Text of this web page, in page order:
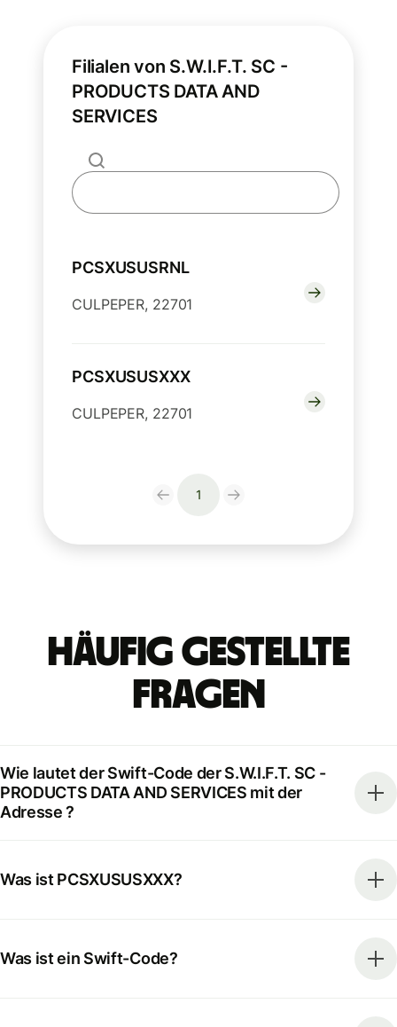
Filialen von S.W.I.F.T. SC -
PRODUCTS DATA AND
SERVICES
PCSXUSUSRNL
CULPEPER, 22701
PCSXUSUSXXX
CULPEPER, 22701
1
Häufig gestellte
Fragen
Wie lautet der Swift-Code der S.W.I.F.T. SC -
PRODUCTS DATA AND SERVICES mit der
Adresse ?
Was ist PCSXUSUSXXX?
Was ist ein Swift-Code?